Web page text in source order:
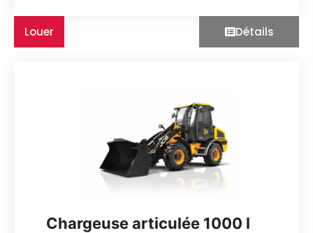
Louer Détails
Chargeuse articulée 1000 l